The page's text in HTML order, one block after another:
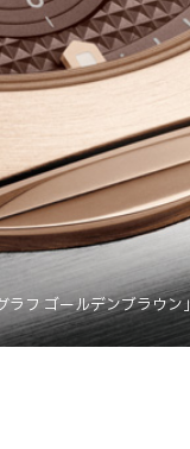
フ ゴールデンブラウン」